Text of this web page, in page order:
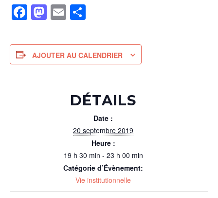
Facebook
Mastodon
Email
AJOUTER AU CALENDRIER
DÉTAILS
Date :
20 septembre 2019
Heure :
19 h 30 min - 23 h 00 min
Catégorie d’Évènement:
Vie institutionnelle